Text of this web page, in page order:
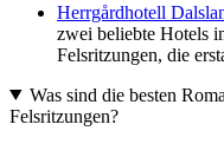
Herrgårdhotell
zwei beliebte Hotels
Felsritzungen, die
Was sind die besten
Felsritzungen?